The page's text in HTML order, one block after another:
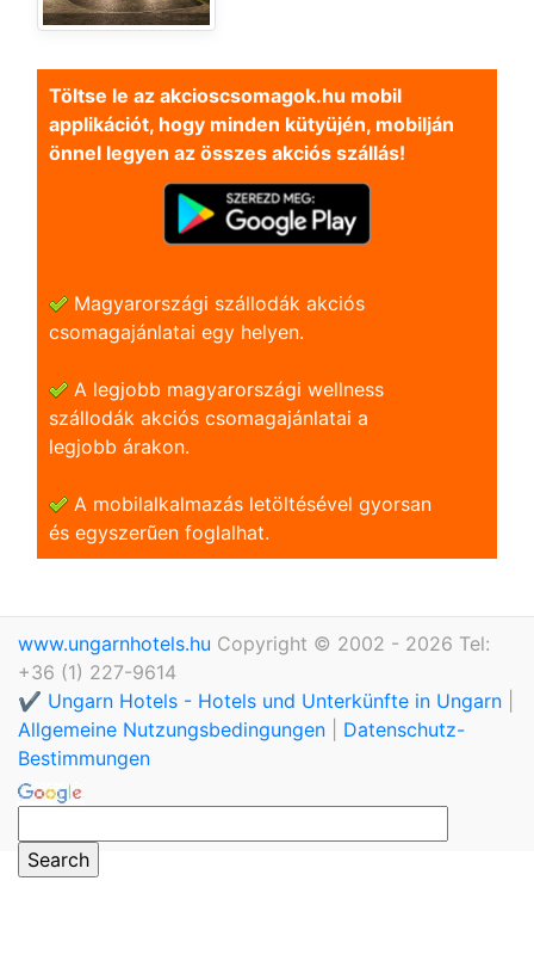
Töltse le az akcioscsomagok.hu mobil
applikációt, hogy minden kütyüjén, mobilján
önnel legyen az összes akciós szállás!
Magyarországi szállodák akciós
csomagajánlatai egy helyen.
A legjobb magyarországi wellness
szállodák akciós csomagajánlatai a
legjobb árakon.
A mobilalkalmazás letöltésével gyorsan
és egyszerũen foglalhat.
www.ungarnhotels.hu Copyright © 2002 - 2026 Tel:
+36 (1) 227-9614
✔️ Ungarn Hotels - Hotels und Unterkünfte in Ungarn
Allgemeine Nutzungsbedingungen
Datenschutz-
Bestimmungen